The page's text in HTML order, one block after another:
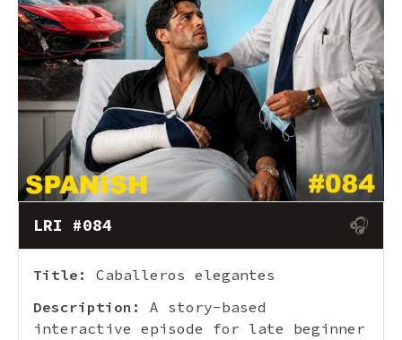
LRI #084 🎧
Title:
Caballeros elegantes
Description:
A story-based
interactive episode for late beginner